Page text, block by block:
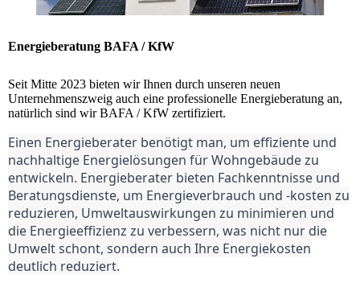
Energieberatung BAFA / KfW
Seit Mitte 2023 bieten wir Ihnen durch unseren neuen
Unternehmenszweig auch eine professionelle Energieberatung an,
natürlich sind wir BAFA / KfW zertifiziert.
Einen Energieberater benötigt man, um effiziente und
nachhaltige Energielösungen für Wohngebäude zu
entwickeln. Energieberater bieten Fachkenntnisse und
Beratungsdienste, um Energieverbrauch und -kosten zu
reduzieren, Umweltauswirkungen zu minimieren und
die Energieeffizienz zu verbessern, was nicht nur die
Umwelt schont, sondern auch Ihre Energiekosten
deutlich reduziert.